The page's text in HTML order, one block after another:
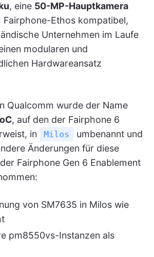
, eine 50-MP-Hauptkamera
Fairphone-Ethos kompatibel,
Unternehmen im Laufe
modularen und
Hardwareansatz
Qualcomm wurde der Name
, auf den der Fairphone 6
in
Milos
umbenannt und
Änderungen für diese
Fairphone Gen 6 Enablement
von SM7635 in Milos wie
pm8550vs-Instanzen als